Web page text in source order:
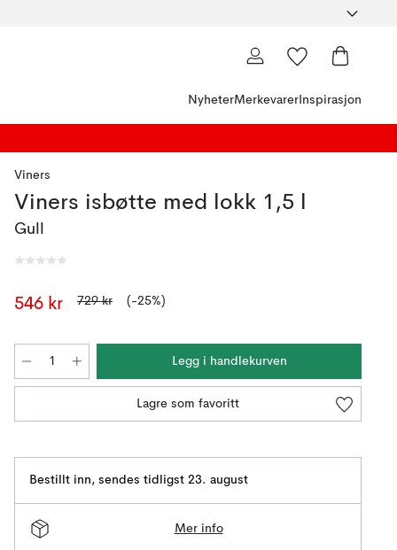
NyheterMerkevarer Inspirasjon
Viners
Viners isbøtte med lokk 1,5 l
Gull
546 kr 729 kr (-25%)
Legg i handlekurven
Lagre som favoritt
Bestillt inn, sendes tidligst 23. august
Mer info